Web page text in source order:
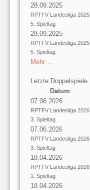
28.09.2025
RPTFV Landesliga 2025
5. Spieltag
28.09.2025
RPTFV Landesliga 2025
5. Spieltag
Mehr …
Letzte Doppelspiele
Datum
07.06.2026
RPTFV Landesliga 2026
3. Spieltag
07.06.2026
RPTFV Landesliga 2026
3. Spieltag
18.04.2026
RPTFV Landesliga 2026
1. Spieltag
18.04.2026